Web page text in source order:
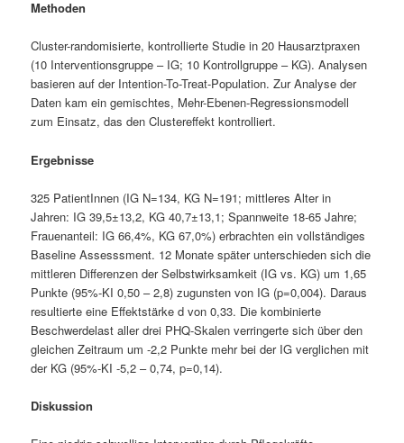
Methoden
Cluster-randomisierte, kontrollierte Studie in 20 Hausarztpraxen
(10 Interventionsgruppe – IG; 10 Kontrollgruppe – KG). Analysen
basieren auf der Intention-To-Treat-Population. Zur Analyse der
Daten kam ein gemischtes, Mehr-Ebenen-Regressionsmodell
zum Einsatz, das den Clustereffekt kontrolliert.
Ergebnisse
325 PatientInnen (IG N=134, KG N=191; mittleres Alter in
Jahren: IG 39,5±13,2, KG 40,7±13,1; Spannweite 18-65 Jahre;
Frauenanteil: IG 66,4%, KG 67,0%) erbrachten ein vollständiges
Baseline Assesssment. 12 Monate später unterschieden sich die
mittleren Differenzen der Selbstwirksamkeit (IG vs. KG) um 1,65
Punkte (95%-KI 0,50 – 2,8) zugunsten von IG (p=0,004). Daraus
resultierte eine Effektstärke d von 0,33. Die kombinierte
Beschwerdelast aller drei PHQ-Skalen verringerte sich über den
gleichen Zeitraum um -2,2 Punkte mehr bei der IG verglichen mit
der KG (95%-KI -5,2 – 0,74, p=0,14).
Diskussion